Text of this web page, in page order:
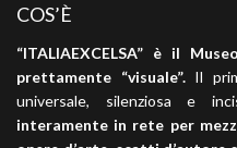
COS’È
“ITALIAEXCELSA” è il
prettamente “visuale”.Il
universale, silenziosa e
interamente in rete per